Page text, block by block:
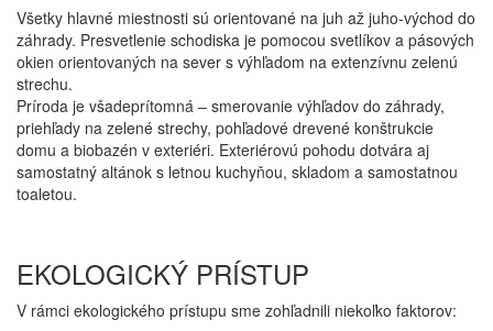
Všetky hlavné miestnosti sú orientované na juh až juho-východ do
záhrady. Presvetlenie schodiska je pomocou svetlíkov a pásových
okien orientovaných na sever s výhľadom na extenzívnu zelenú
strechu.
Príroda je všadeprítomná – smerovanie výhľadov do záhrady,
priehľady na zelené strechy, pohľadové drevené konštrukcie
domu a biobazén v exteriéri. Exteriérovú pohodu dotvára aj
samostatný altánok s letnou kuchyňou, skladom a samostatnou
toaletou.
EKOLOGICKÝ PRÍSTUP
V rámci ekologického prístupu sme zohľadnili niekoľko faktorov: